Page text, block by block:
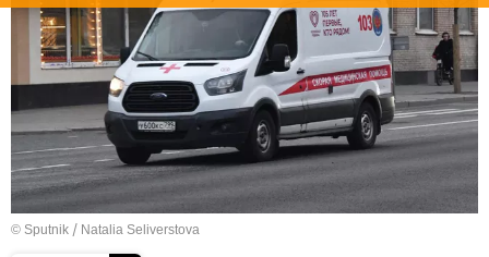
© Sputnik / Natalia Seliverstova